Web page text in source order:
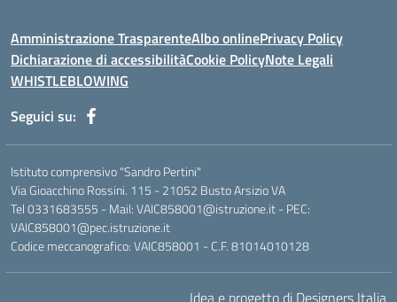
Amministrazione TrasparenteAlbo onlinePrivacy Policy
Dichiarazione di accessibilitàCookie PolicyNote Legali
WHISTLEBLOWING
Seguici su:
Istituto comprensivo "Sandro Pertini"
Via Gioacchino Rossini. 115 - 21052 Busto Arsizio VA
Tel 0331683555 - Mail: VAIC858001@istruzione.it - PEC:
VAIC858001@pec.istruzione.it
Codice meccanografico: VAIC858001 - C.F. 81014010128
Idea e progetto di Designers Italia